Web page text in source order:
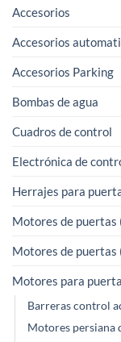
Accesorios
Accesorios
Accesorios Parking
Bombas de agua
Cuadros de control
Electrónica de
Herrajes para
Motores de puertas
Motores de puertas
Motores para
Barreras control
Motores persiana